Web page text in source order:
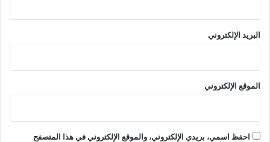
البريد الإلكتروني
الموقع الإلكتروني
احفظ اسمي، بريدي الإلكتروني، والموقع الإلكتروني في هذا المتصفح